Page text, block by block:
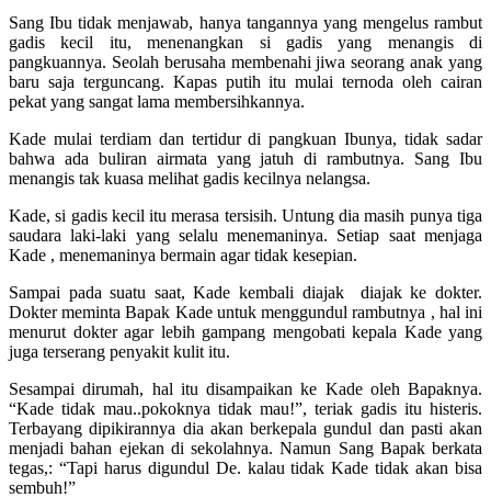
Sang Ibu tidak menjawab, hanya tangannya yang mengelus rambut
gadis kecil itu, menenangkan si gadis yang menangis di
pangkuannya. Seolah berusaha membenahi jiwa seorang anak yang
baru saja terguncang. Kapas putih itu mulai ternoda oleh cairan
pekat yang sangat lama membersihkannya.
Kade mulai terdiam dan tertidur di pangkuan Ibunya, tidak sadar
bahwa ada buliran airmata yang jatuh di rambutnya. Sang Ibu
menangis tak kuasa melihat gadis kecilnya nelangsa.
Kade, si gadis kecil itu merasa tersisih. Untung dia masih punya tiga
saudara laki-laki yang selalu menemaninya. Setiap saat menjaga
Kade , menemaninya bermain agar tidak kesepian.
Sampai pada suatu saat, Kade kembali diajak diajak ke dokter.
Dokter meminta Bapak Kade untuk menggundul rambutnya , hal ini
menurut dokter agar lebih gampang mengobati kepala Kade yang
juga terserang penyakit kulit itu.
Sesampai dirumah, hal itu disampaikan ke Kade oleh Bapaknya.
“Kade tidak mau..pokoknya tidak mau!”, teriak gadis itu histeris.
Terbayang dipikirannya dia akan berkepala gundul dan pasti akan
menjadi bahan ejekan di sekolahnya. Namun Sang Bapak berkata
tegas,: “Tapi harus digundul De. kalau tidak Kade tidak akan bisa
sembuh!”